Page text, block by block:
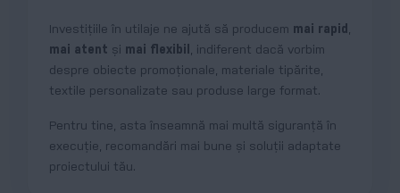
Investițiile în utilaje ne ajută să producem mai rapid ,
mai atent și mai flexibil , indiferent dacă vorbim
despre obiecte promoționale, materiale tipărite,
textile personalizate sau produse large format.
Pentru tine, asta înseamnă mai multă siguranță în
execuție, recomandări mai bune și soluții adaptate
proiectului tău.